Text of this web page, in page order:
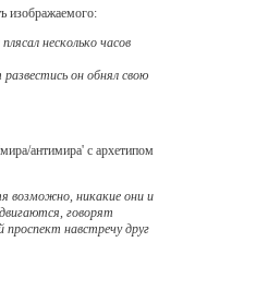
изображаемого:
несколько часов
он обнял свою
антимира' с архетипом
возможно, никакие они и
говорят
навстречу друг